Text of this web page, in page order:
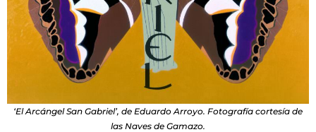
‘El Arcángel San Gabriel’, de Eduardo Arroyo. Fotografía cortesía de
las Naves de Gamazo.